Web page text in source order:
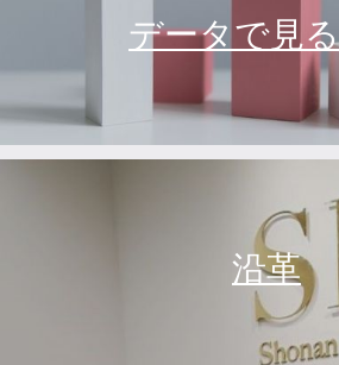
データで見
沿革